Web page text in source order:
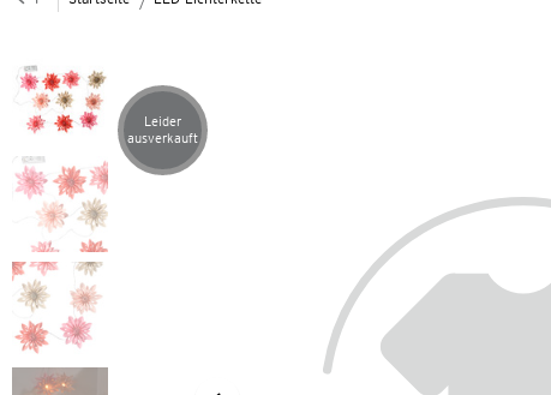
Artikel leider ausverkauft
Leider
ausverkauft